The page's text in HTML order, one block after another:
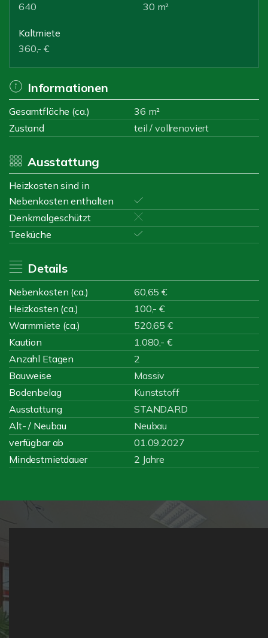
640
30 m²
Kaltmiete
360,- €
Informationen
Gesamtfläche (ca.)
36 m²
Zustand
teil / vollrenoviert
Ausstattung
Heizkosten sind in
Nebenkosten enthalten
Denkmalgeschützt
Teeküche
Details
Nebenkosten (ca.)
60,65 €
Heizkosten (ca.)
100,- €
Warmmiete (ca.)
520,65 €
Kaution
1.080,- €
Anzahl Etagen
2
Bauweise
Massiv
Bodenbelag
Kunststoff
Ausstattung
STANDARD
Alt- / Neubau
Neubau
verfügbar ab
01.09.2027
Mindestmietdauer
2 Jahre